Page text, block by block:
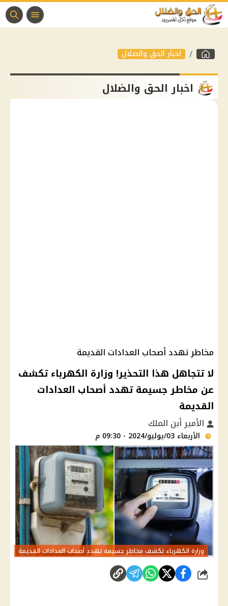
اخبار الحق والضلال
اخبار الحق والضلال
مخاطر تهدد أصحاب العدادات القديمة
لا تتجاهل هذا التحذير! وزارة الكهرباء تكشف
عن مخاطر جسيمة تهدد أصحاب العدادات
القديمة
الأمير أبن الملك
الأربعاء 03/يوليو/2024 - 09:30 م
وزارة الكهرباء تكشف مخاطر جسيمة تهدد أصحاب العدادات القديمة
شارك